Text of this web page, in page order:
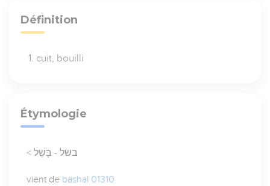
Définition
cuit, bouilli
Étymologie
< בשל - בָּשֵׁל
vient de bashal 01310